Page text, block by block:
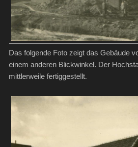
Das folgende Foto zeigt das Gebäude
einem anderen Blickwinkel. Der
mittlerweile fertiggestellt.